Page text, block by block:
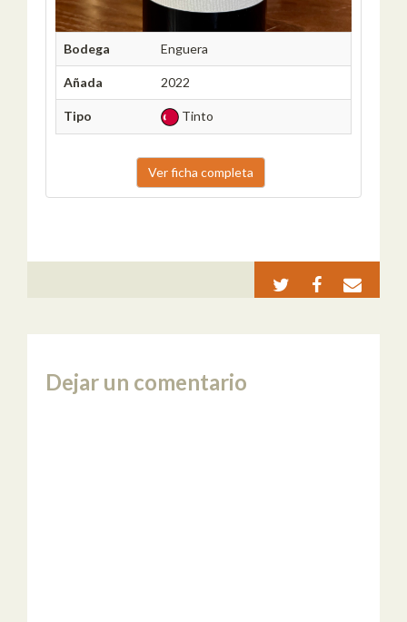
Bodega Enguera
Añada 2022
Tipo Tinto
Ver ficha completa
Dejar un comentario